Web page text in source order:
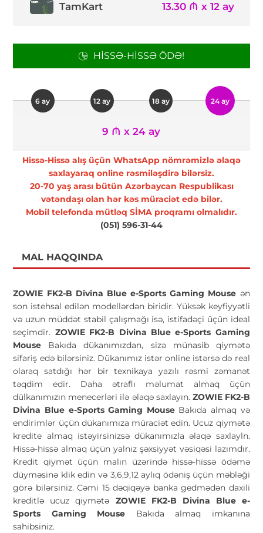
TamKart 13.30 ₼ x 12 ay
HISSƏ-HISSƏ ÖDƏ!
6 ay 12 ay 18 ay 24 ay
9 ₼ x 24 ay
Hissə-Hissə alış üçün WhatsApp nömrəmizlə əlaqə
saxlayaraq online rəsmiləşdirə bilərsiz.
20-70 yaş arası bütün Azərbaycan Respublikası
vətəndaşı olan hər kəs müraciət edə bilər.
Mobil telefonda mütləq SİMA proqramı olmalıdır.
(051) 596-31-44
MAL HAQQINDA
ZOWIE FK2-B Divina Blue e-Sports Gaming Mouse ən
son istehsal edilən modellərdən biridir. Yüksək keyfiyyətli
və uzun müddət stabil çalışmağı isə, istifadəçi üçün ideal
seçimdir. ZOWIE FK2-B Divina Blue e-Sports Gaming
Mouse Bakıda dükanımızdan, sizə münasib qiymətə
sifariş edə bilərsiniz. Dükanımız istər online istərsə də real
olaraq satdığı hər bir texnikaya yazılı rəsmi zəmanət
təqdim edir. Daha ətraflı məlumat almaq üçün
dülkanımızın menecerləri ilə əlaqə saxlayın. ZOWIE FK2-B
Divina Blue e-Sports Gaming MouseBakıda almaq və
endirimlər üçün dükanımıza müraciət edin. Ucuz qiymətə
kredite almaq istəyirsinizsə dükanımızla əlaqə saxlayln.
Hissə-hissə almaq üçün yalnız şəxsiyyət vəsiqəsi lazımdır.
Kredit qiymət üçün malın üzərində hissə-hissə ödəmə
düyməsinə klik edin və 3,6,9,12 aylıq ödəniş üçün məbləği
görə bilərsiniz. Cəmi 15 dəqiqəyə banka gedmədən daxili
kreditlə ucuz qiymətə ZOWIE FK2-B Divina Blue e-
Sports Gaming Mouse Bakıda almaq imkanına
sahibsiniz.